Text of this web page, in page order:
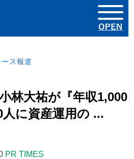
ス報道
林大祐が『年収1,000
に資産運用の ...
PR TIMES